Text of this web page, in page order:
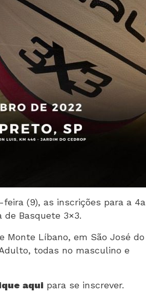
(9), as inscrições para a 4a
de Basquete 3×3.
Monte Líbano, em São José do
todas no masculino e
aqui para se inscrever.